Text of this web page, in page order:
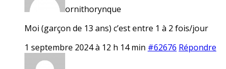
ornithorynque
Moi (garçon de 13 ans) c’est entre 1 à 2 fois/jour
1 septembre 2024 à 12 h 14 min #62676 Répondre